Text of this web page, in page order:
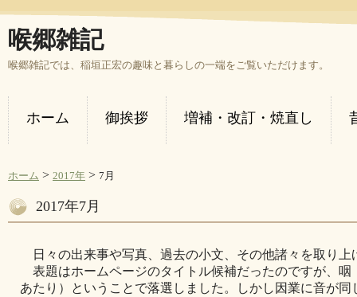
喉郷雑記
喉郷雑記では、稲垣正宏の趣味と暮らしの一端をご覧いただけます。
ホーム 御挨拶 増補・改訂・焼直し
ホーム > 2017年 > 7月
2017年7月
日々の出来事や写真、過去の小文、その他諸々を取り上
表題はホームページのタイトル候補だったのですが、咽
あたり）ということで落選しました。しかし因業に音が